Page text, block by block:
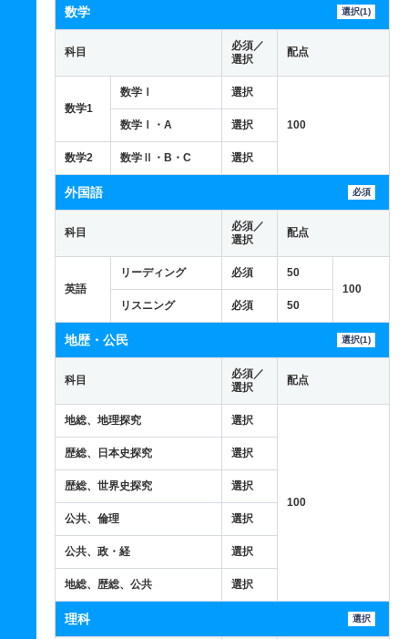
数学 選択(1)
科目
必須／
選択
配点
数学1
数学Ⅰ 選択
100
数学Ⅰ・A 選択
数学2 数学Ⅱ・B・C 選択
外国語 必須
科目
必須／
選択
配点
英語
リーディング 必須
50
100
リスニング
必須 50
地歴・公民 選択(1)
科目
必須／
選択
配点
地総、地理探究 選択
100
歴総、日本史探究 選択
歴総、世界史探究 選択
公共、倫理 選択
公共、政・経 選択
地総、歴総、公共 選択
理科 選択